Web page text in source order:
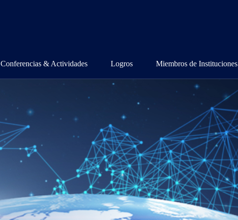
Conferencias & Actividades Logros Miembros de Instituciones